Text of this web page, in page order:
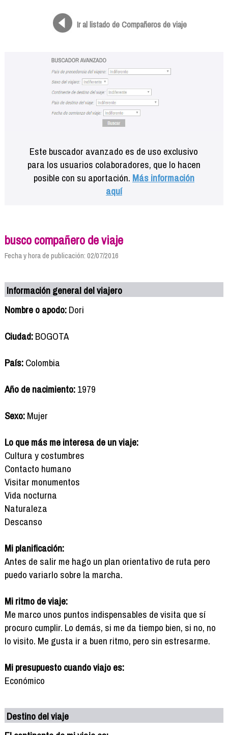
Ir al listado de Compañeros de viaje
Este buscador avanzado es de uso exclusivo
para los usuarios colaboradores, que lo hacen
posible con su aportación. Más información
aquí
busco compañero de viaje
Fecha y hora de publicación: 02/07/2016
Información general del viajero
Nombre o apodo:Dori
Ciudad:BOGOTA
País:Colombia
Año de nacimiento:1979
Sexo:Mujer
Lo que más me interesa de un viaje:
Cultura y costumbres
Contacto humano
Visitar monumentos
Vida nocturna
Naturaleza
Descanso
Mi planificación:
Antes de salir me hago un plan orientativo de ruta pero
puedo variarlo sobre la marcha.
Mi ritmo de viaje:
Me marco unos puntos indispensables de visita que sí
procuro cumplir. Lo demás, si me da tiempo bien, si no, no
lo visito. Me gusta ir a buen ritmo, pero sin estresarme.
Mi presupuesto cuando viajo es:
Económico
Destino del viaje